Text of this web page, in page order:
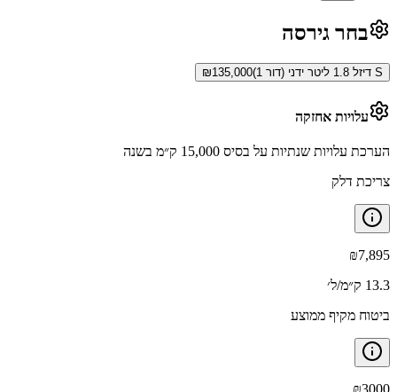
בחר גירסה
S דיזל 1.8 ליטר ידני (דור 1) ₪135,000
עלויות אחזקה
הערכת עלויות שנתיות על בסיס 15,000 ק״מ בשנה
צריכת דלק
₪7,895
13.3 ק״מ/ל׳
ביטוח מקיף ממוצע